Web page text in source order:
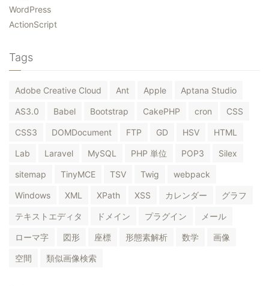
WordPress
ActionScript
Tags
Adobe Creative Cloud Ant Apple Aptana Studio
AS3.0 Babel Bootstrap CakePHP cron CSS
CSS3 DOMDocument FTP GD HSV HTML
Lab Laravel MySQL PHP 単位 POP3 Silex
sitemap TinyMCE TSV Twig webpack
Windows XML XPath XSS カレンダー グラフ
テキストエディタ ドメイン プラグイン メール
ローマ字 図形 座標 形態素解析 数学 画像
空間 類似画像検索